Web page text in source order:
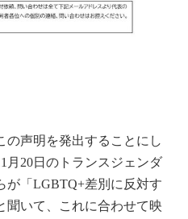
声明を発出することにし
月20日のトランスジェンダ
が「LGBTQ+差別に反対す
聞いて、これに合わせて映